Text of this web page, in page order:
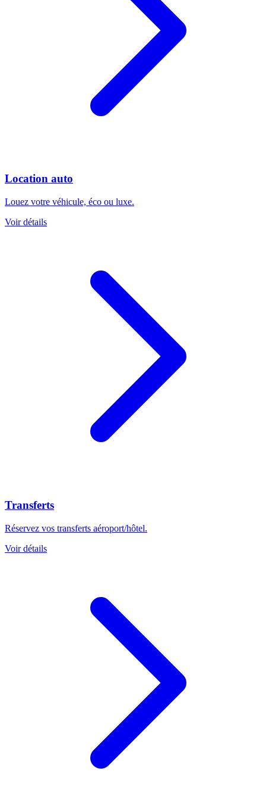
Location auto
Louez votre véhicule, éco ou luxe.
Voir détails
Transferts
Réservez vos transferts aéroport/hôtel.
Voir détails